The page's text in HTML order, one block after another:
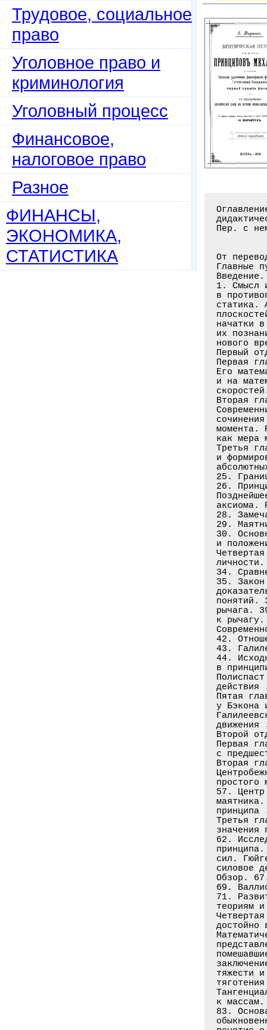
Трудовое, социальное
право
Уголовное право и
криминология
Уголовный процесс
Финансовое,
налоговое право
Разное
ФИНАНСЫ,
ЭКОНОМИКА,
СТАТИСТИКА
Оглавление книги: Критическая история общих принципов механики. С приложением
дидактической главы об изучении физико-математических наук / Дюринг Е.;
Пер. с нем.: Маракуев Н. - М.: Изд. переводчика, 1893. - 555 c.


От переводчика . . . . . . . . . . . . . . . . . . . . . . . . . . . . . . . .II
Главные пункты внешней истории предлежащего труда . . . . . . . . . . . . . . .V
Введение. Значение предмета и отношение к древности
1. Смысл и преимущества истории принципов. 2. Рациональность
в противоположность первоначальной стадии простой практики. 3. Античная
статика. Архимед. 4. Характер Архимедовских произведений. Работа о равновесии
плоскостей. 5. Сочинение о плавающих телах. Устойчивость. 6. Принципиальные
начатки в античном смысле. Отсутствие особого сознания о происхождении
их познания. 7. Историческое отношение математики к механике. Самостоятельность
нового времени . . . . . . . . . . . . . . . . . . . . . . . . . . . . . . . . 1
Первый отдел. Основание динамики. - Время Галилея
Первая глава. Предшественники Галилея. 8. Леонардо да Винчи
Его математико-экспериментальный метод. 9. Его воззрения на механику
и на математику. 10. Время падения на наклонной плоскости. Принцип виртуальных